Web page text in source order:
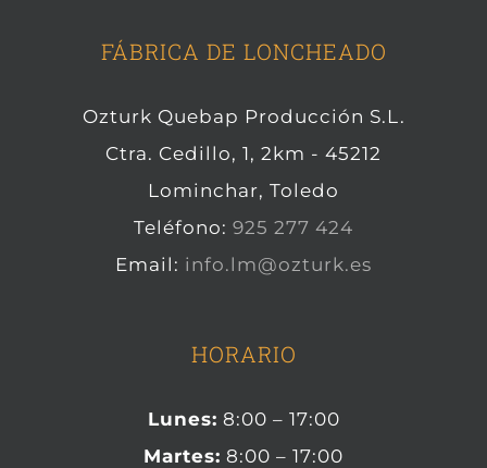
FÁBRICA DE LONCHEADO
Ozturk Quebap Producción S.L.
Ctra. Cedillo, 1, 2km - 45212
Lominchar, Toledo
Teléfono: 925 277 424
Email: info.lm@ozturk.es
HORARIO
Lunes: 8:00 – 17:00
Martes: 8:00 – 17:00